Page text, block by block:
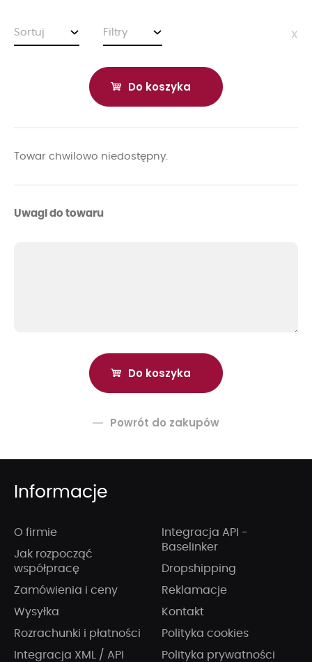
Sortuj Filtry x
Do koszyka
Towar chwilowo niedostępny.
Uwagi do towaru
Powrót do zakupów
Informacje
O firmie
Jak rozpocząć
współpracę
Zamówienia i ceny
Wysyłka
Rozrachunki i płatności
Integracja XML / API
Integracja API -
Baselinker
Dropshipping
Reklamacje
Kontakt
Polityka cookies
Polityka prywatności